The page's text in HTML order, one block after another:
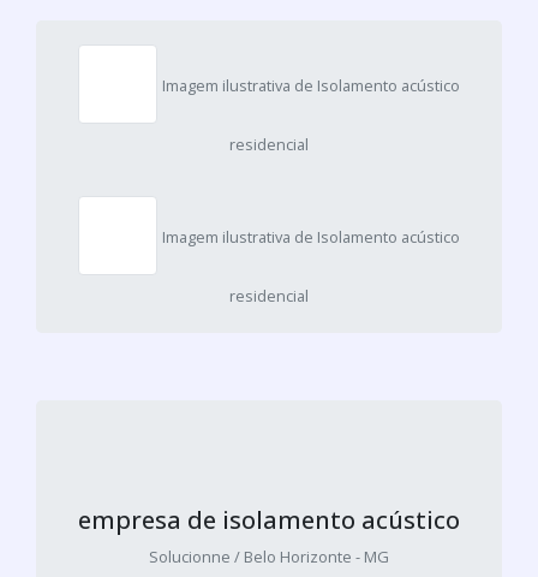
Imagem ilustrativa de Isolamento acústico
residencial
Imagem ilustrativa de Isolamento acústico
residencial
empresa de isolamento acústico
Solucionne / Belo Horizonte - MG